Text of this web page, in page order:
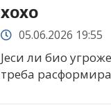
XОXО
05.06.2026 19:55
Јеси ли био
треба